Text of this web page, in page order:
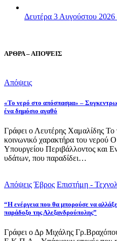
Δευτέρα 3 Αυγούστου
ΑΡΘΡΑ – ΑΠΟΨΕΙΣ
Απόψεις
«Το νερό στο απόσπασμα» –
ένα δημόσιο αγαθό
Γράφει ο Λευτέρης Χαμαλίδης
κοινωνικό χαρακτήρα του νερού
Υπουργείου Περιβάλλοντος και
υδάτων, που παραδίδει…
Απόψεις Έβρος Επιστήμη -
“Η ενέργεια που θα μπορούσε να
παράδοξο της Αλεξανδρούπολης”
Γράφει ο Δρ Μιχάλης